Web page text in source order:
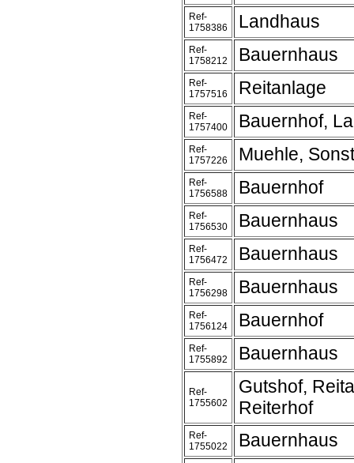
Ref-
1758386
Landhaus
Ref-
1758212
Bauernhaus
Ref-
1757516
Reitanlage
Ref-
1757400
Bauernhof,
Ref-
1757226
Muehle,
Ref-
1756588
Bauernhof
Ref-
1756530
Bauernhaus
Ref-
1756472
Bauernhaus
Ref-
1756298
Bauernhaus
Ref-
1756124
Bauernhof
Ref-
1755892
Bauernhaus
Ref-
1755602
Gutshof,
Reiterhof
Ref-
1755022
Bauernhaus